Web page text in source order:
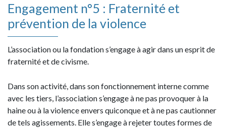
Engagement n°5 : Fraternité et
prévention de la violence
L’association ou la fondation s’engage à agir dans un esprit de
fraternité et de civisme.
Dans son activité, dans son fonctionnement interne comme
avec les tiers, l’association s’engage à ne pas provoquer à la
haine ou à la violence envers quiconque et à ne pas cautionner
de tels agissements. Elle s’engage à rejeter toutes formes de